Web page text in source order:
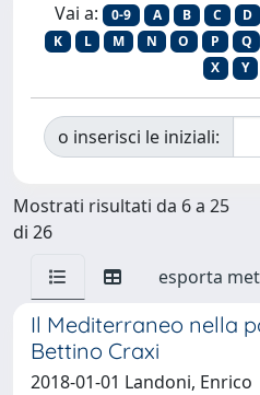
Vai a: 0-9 A B C D
K
L M N O P Q
X
Y
o inserisci le iniziali:
Mostrati risultati da 6 a 25
di 26
esporta
Il Mediterraneo nella
Bettino Craxi
2018-01-01 Landoni, Enrico